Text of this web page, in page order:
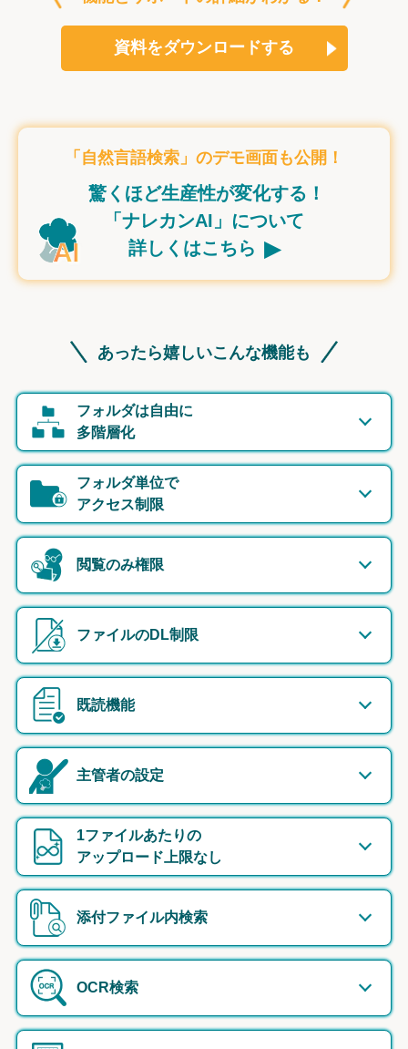
資料をダウンロードする
「自然言語検索」のデモ画面も公開！
驚くほど生産性が変化する！
「ナレカンAI」について
詳しくはこちら ▸
あったら嬉しいこんな機能も
フォルダは自由に
多階層化
フォルダ単位で
アクセス制限
閲覧のみ権限
ファイルのDL制限
既読機能
主管者の設定
1ファイルあたりの
アップロード上限なし
添付ファイル内検索
OCR検索